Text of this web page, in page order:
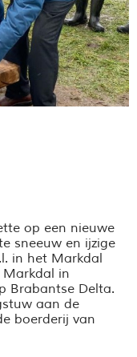
op een nieuwe
sneeuw en ijzige
in het Markdal
Markdal in
Brabantse Delta.
aan de
boerderij van